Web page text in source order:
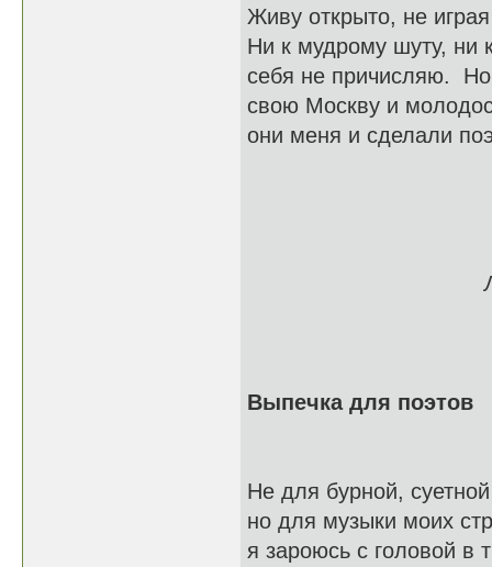
Живу открыто, не
Ни к мудрому шуту, ни
себя не причисляю.
свою Москву и
они меня и сделали
Выпечка для поэтов
Не для бурной,
но для музыки моих
я зароюсь с головой в